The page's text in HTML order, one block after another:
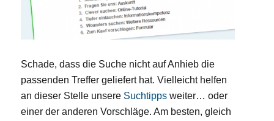
Schade, dass die Suche nicht auf Anhieb die
passenden Treffer geliefert hat. Vielleicht helfen
an dieser Stelle unsere Suchtipps weiter… oder
einer der anderen Vorschläge. Am besten, gleich